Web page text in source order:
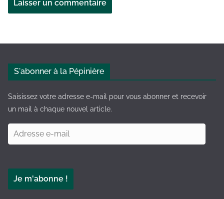
e
v
S'abonner à la Pépinière
Saisissez votre adresse e-mail pour vous abonner et recevoir
un mail à chaque nouvel article.
d
e
s
Je m'abonne !